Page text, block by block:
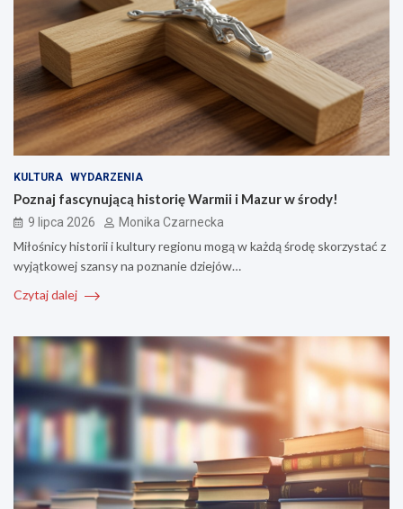
KULTURA WYDARZENIA
Poznaj fascynującą historię Warmii i Mazur w środy!
9 lipca 2026 Monika Czarnecka
Miłośnicy historii i kultury regionu mogą w każdą środę skorzystać z
wyjątkowej szansy na poznanie dziejów…
Czytaj dalej